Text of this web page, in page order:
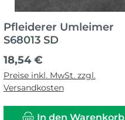
Pfleiderer Umleimer
S68013 SD
Regulärer Preis:
18,54 €
Preise inkl. MwSt. zzgl.
Versandkosten
In den Warenkorb